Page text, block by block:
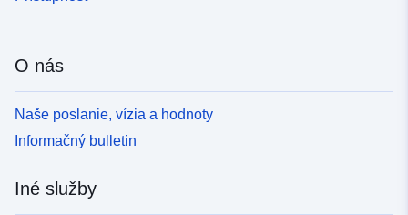
O nás
Naše poslanie, vízia a hodnoty
Informačný bulletin
Iné služby